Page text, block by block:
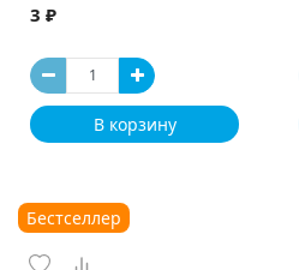
3 ₽
В корзину
Бестселлер